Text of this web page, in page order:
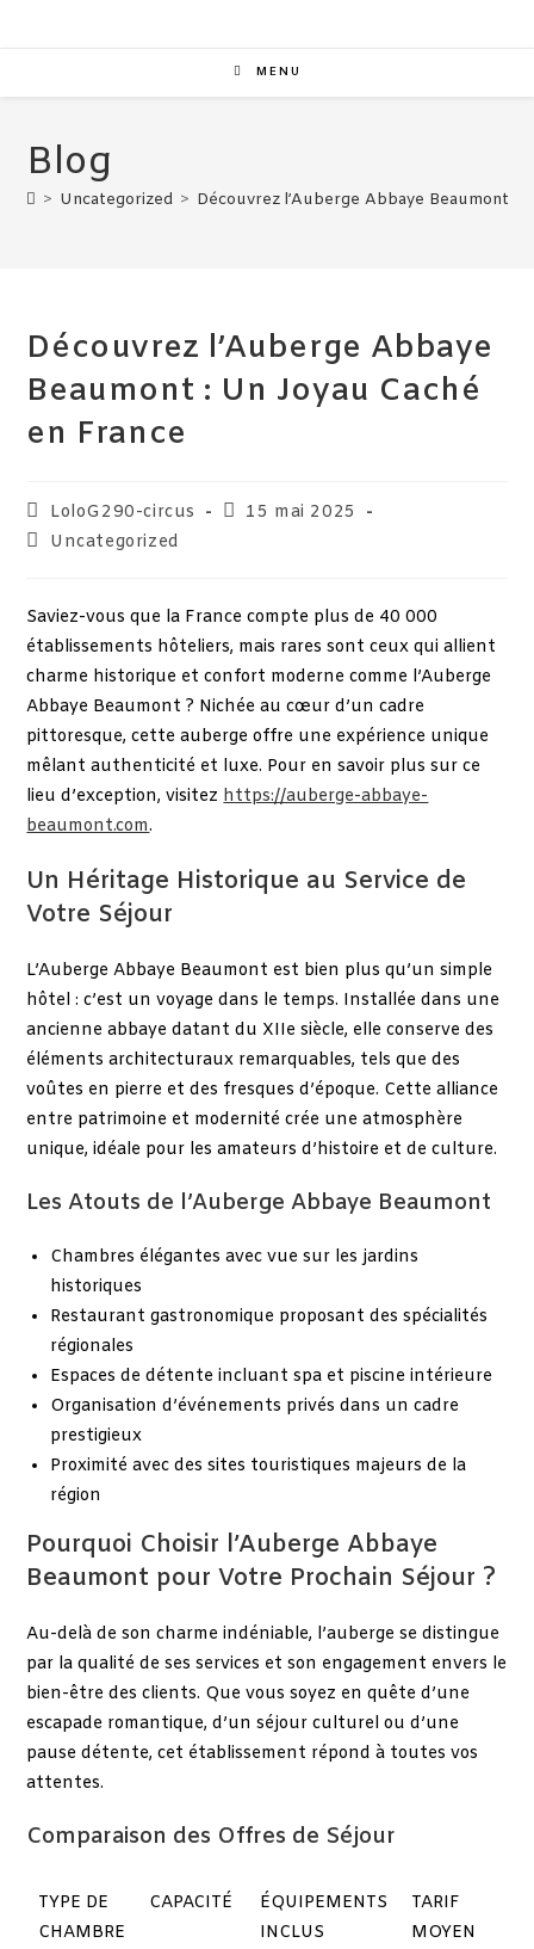
MENU
Blog
> Uncategorized > Découvrez l’Auberge Abbaye Beaumont :
Découvrez l’Auberge Abbaye
Beaumont : Un Joyau Caché
en France
LoloG290-circus
15 mai 2025
Uncategorized
Saviez-vous que la France compte plus de 40 000
établissements hôteliers, mais rares sont ceux qui allient
charme historique et confort moderne comme l’Auberge
Abbaye Beaumont ? Nichée au cœur d’un cadre
pittoresque, cette auberge offre une expérience unique
mêlant authenticité et luxe. Pour en savoir plus sur ce
lieu d’exception, visitezhttps://auberge-abbaye-
beaumont.com.
Un Héritage Historique au Service de
Votre Séjour
L’Auberge Abbaye Beaumont est bien plus qu’un simple
hôtel : c’est un voyage dans le temps. Installée dans une
ancienne abbaye datant du XIIe siècle, elle conserve des
éléments architecturaux remarquables, tels que des
voûtes en pierre et des fresques d’époque. Cette alliance
entre patrimoine et modernité crée une atmosphère
unique, idéale pour les amateurs d’histoire et de culture.
Les Atouts de l’Auberge Abbaye Beaumont
Chambres élégantes avec vue sur les jardins
historiques
Restaurant gastronomique proposant des spécialités
régionales
Espaces de détente incluant spa et piscine intérieure
Organisation d’événements privés dans un cadre
prestigieux
Proximité avec des sites touristiques majeurs de la
région
Pourquoi Choisir l’Auberge Abbaye
Beaumont pour Votre Prochain Séjour ?
Au-delà de son charme indéniable, l’auberge se distingue
par la qualité de ses services et son engagement envers le
bien-être des clients. Que vous soyez en quête d’une
escapade romantique, d’un séjour culturel ou d’une
pause détente, cet établissement répond à toutes vos
attentes.
Comparaison des Offres de Séjour
TYPE DE
CHAMBRE
CAPACITÉ
ÉQUIPEMENTS
INCLUS
TARIF
MOYEN